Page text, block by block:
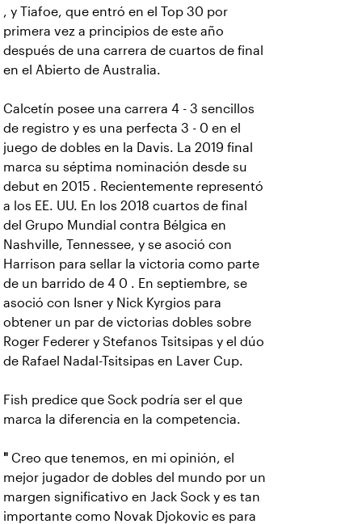
, y Tiafoe, que entró en el Top 30 por
primera vez a principios de este año
después de una carrera de cuartos de final
en el Abierto de Australia.
Calcetín posee una carrera 4 - 3 sencillos
de registro y es una perfecta 3 - 0 en el
juego de dobles en la Davis. La 2019 final
marca su séptima nominación desde su
debut en 2015 . Recientemente representó
a los EE. UU. En los 2018 cuartos de final
del Grupo Mundial contra Bélgica en
Nashville, Tennessee, y se asoció con
Harrison para sellar la victoria como parte
de un barrido de 4 0 . En septiembre, se
asoció con Isner y Nick Kyrgios para
obtener un par de victorias dobles sobre
Roger Federer y Stefanos Tsitsipas y el dúo
de Rafael Nadal-Tsitsipas en Laver Cup.
Fish predice que Sock podría ser el que
marca la diferencia en la competencia.
" Creo que tenemos, en mi opinión, el
mejor jugador de dobles del mundo por un
margen significativo en Jack Sock y es tan
importante como Novak Djokovic es para